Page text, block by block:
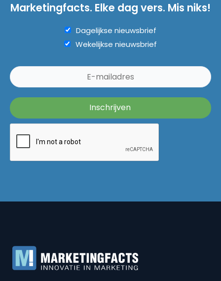
Marketingfacts. Elke dag vers. Mis niks!
Dagelijkse nieuwsbrief
Wekelijkse nieuwsbrief